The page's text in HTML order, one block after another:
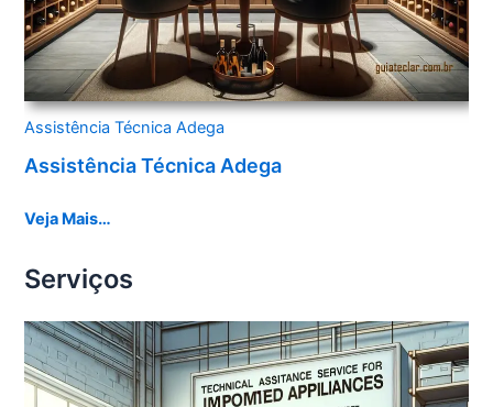
Assistência Técnica Adega
Assistência Técnica Adega
Veja Mais…
Serviços